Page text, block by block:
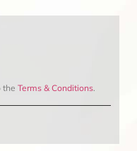
the Terms & Conditions.